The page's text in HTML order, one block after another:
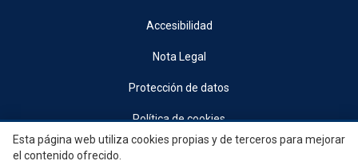
Accesibilidad
Nota Legal
Protección de datos
Política de cookies
© 2026, Generalitat • Conselleria d’Indústria, Turisme, Innovació i Comerç •
Esta página web utiliza cookies propias y de terceros para mejorar
el contenido ofrecido.